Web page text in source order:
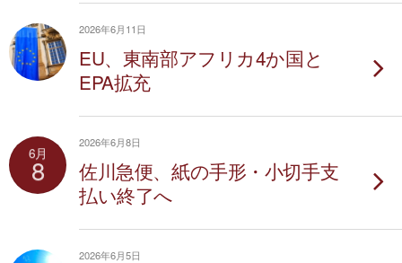
2026年6月11日
EU、東南部アフリカ4か国と
EPA拡充
6月
8
2026年6月8日
佐川急便、紙の手形・小切手支
払い終了へ
2026年6月5日